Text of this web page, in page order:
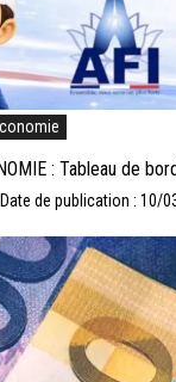
: Tableau de
Date de publication : 10/